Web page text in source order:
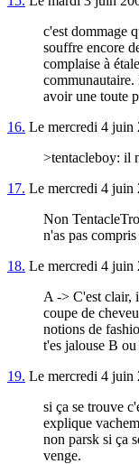
c'est dommage
souffre encore
complaise à
communautaire.
avoir une toute
16. Le mercredi 4 juin
>tentacleboy: il
17. Le mercredi 4 juin
Non
n'as pas
18. Le mercredi 4 juin
A -> C'est clair,
coupe de
notions de
t'es jalouse B
19. Le mercredi 4 juin
si ça se trouve
explique
non parsk si ça
venge.